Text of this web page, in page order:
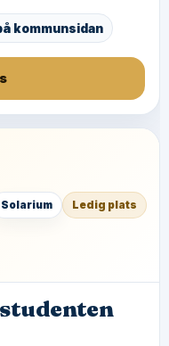
kommunsidan
Solarium Ledig plats